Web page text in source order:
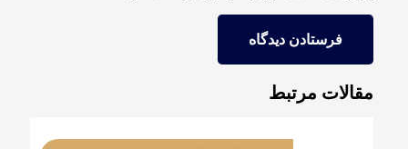
فرستادن دیدگاه
مقالات مرتبط